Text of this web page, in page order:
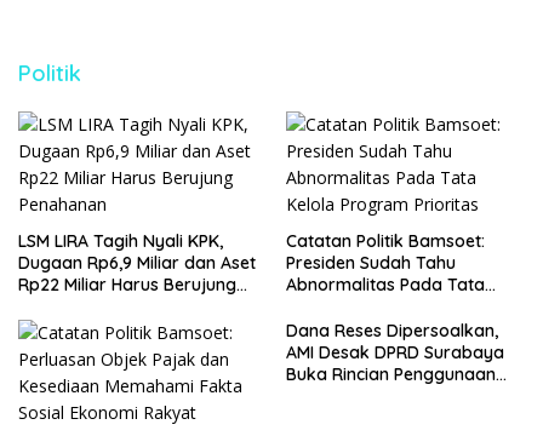
Politik
LSM LIRA Tagih Nyali KPK,
Dugaan Rp6,9 Miliar dan Aset
Rp22 Miliar Harus Berujung
Catatan Politik Bamsoet:
Presiden Sudah Tahu
Abnormalitas Pada Tata
Dana Reses Dipersoalkan,
AMI Desak DPRD Surabaya
Buka Rincian Penggunaan